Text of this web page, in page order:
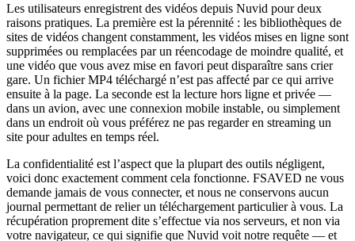
Les utilisateurs enregistrent des vidéos depuis Nuvid pour deux
raisons pratiques. La première est la pérennité : les bibliothèques de
sites de vidéos changent constamment, les vidéos mises en ligne sont
supprimées ou remplacées par un réencodage de moindre qualité, et
une vidéo que vous avez mise en favori peut disparaître sans crier
gare. Un fichier MP4 téléchargé n’est pas affecté par ce qui arrive
ensuite à la page. La seconde est la lecture hors ligne et privée —
dans un avion, avec une connexion mobile instable, ou simplement
dans un endroit où vous préférez ne pas regarder en streaming un
site pour adultes en temps réel.
La confidentialité est l’aspect que la plupart des outils négligent,
voici donc exactement comment cela fonctionne. FSAVED ne vous
demande jamais de vous connecter, et nous ne conservons aucun
journal permettant de relier un téléchargement particulier à vous. La
récupération proprement dite s’effectue via nos serveurs, et non via
votre navigateur, ce qui signifie que Nuvid voit notre requête — et